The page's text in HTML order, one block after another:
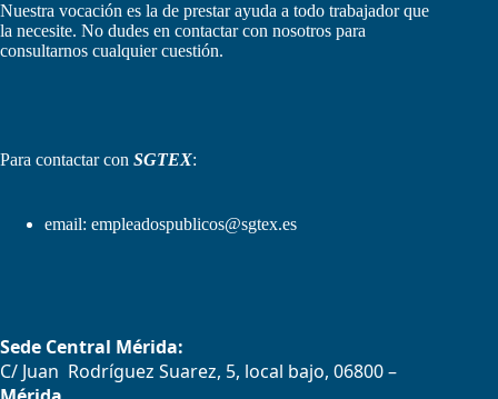
Nuestra vocación es la de prestar ayuda a todo trabajador que
la necesite. No dudes en contactar con nosotros para
consultarnos cualquier cuestión.
Para contactar con SGTEX:
email: empleadospublicos@sgtex.es
Sede Central Mérida:
C/ Juan Rodríguez Suarez, 5, local bajo, 06800 –